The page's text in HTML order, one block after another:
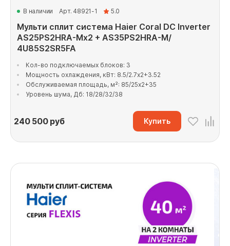
В наличии Арт. 48921-1 5.0
Мульти сплит система Haier Coral DC Inverter
AS25PS2HRA-Mx2 + AS35PS2HRA-M/
4U85S2SR5FA
Кол-во подключаемых блоков: 3
Мощность охлаждения, кВт: 8.5/2.7x2+3.52
Обслуживаемая площадь, м²: 85/25x2+35
Уровень шума, Дб: 18/28/32/38
240 500руб Купить